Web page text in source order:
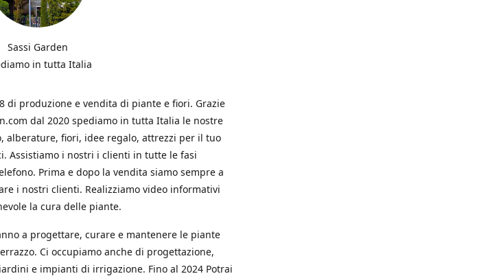
Sassi Garden
in tutta Italia
di produzione e vendita di piante e fiori. Grazie
dal 2020 spediamo in tutta Italia le nostre
alberature, fiori, idee regalo, attrezzi per il tuo
Assistiamo i nostri i clienti in tutte le fasi
Prima e dopo la vendita siamo sempre a
i nostri clienti. Realizziamo video informativi
la cura delle piante.
a progettare, curare e mantenere le piante
Ci occupiamo anche di progettazione,
e impianti di irrigazione. Fino al 2024 Potrai